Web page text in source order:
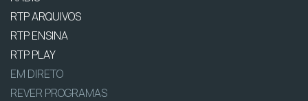
RTP ARQUIVOS
RTP ENSINA
RTP PLAY
EM DIRETO
REVER PROGRAMAS